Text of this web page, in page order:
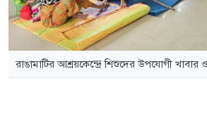
রাঙামাটির আশ্রয়কেন্দ্রে শিশুদের উপযোগী